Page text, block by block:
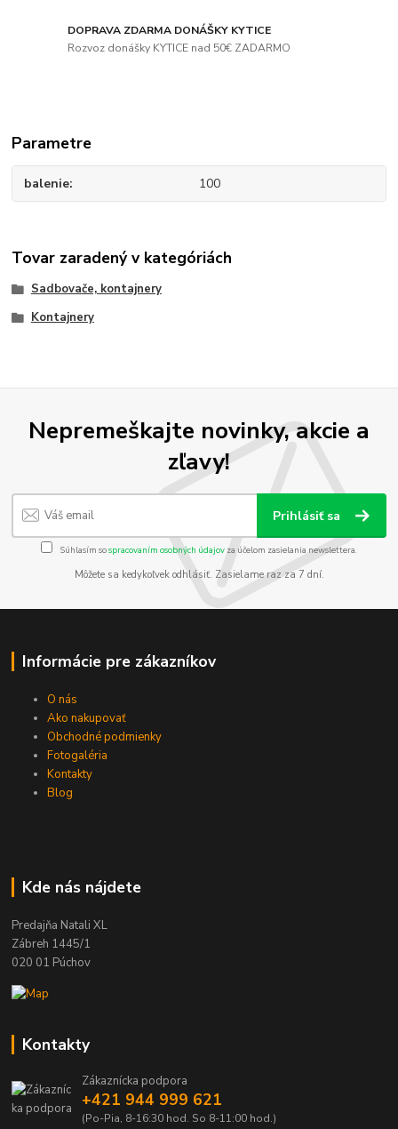
DOPRAVA ZDARMA DONÁŠKY KYTICE
Rozvoz donášky KYTICE nad 50€ ZADARMO
Parametre
balenie 100
Tovar zaradený v kategóriách
Sadbovače, kontajnery
Kontajnery
Nepremeškajte novinky, akcie a
zľavy!
Prihlásiť sa
Súhlasím sospracovaním osobných údajov za účelom zasielania newslettera.
Môžete sa kedykoľvek odhlásiť. Zasielame raz za 7 dní.
Informácie pre zákazníkov
O nás
Ako nakupovať
Obchodné podmienky
Fotogaléria
Kontakty
Blog
Kde nás nájdete
Predajňa Natali XL
Zábreh 1445/1
020 01 Púchov
Kontakty
Zákaznícka podpora
+421 944 999 621
(Po-Pia, 8-16:30 hod. So 8-11:00 hod.)